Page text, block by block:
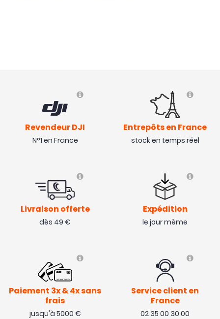
Avis collecté par Trustpilot
Set de filtre ND très utile pour le Mavic 4 pro.
Avis collecté par Trustpilot
Conforme à la présentation
Revendeur DJI
N°1 en France
Entrepôts en France
stock en temps réel
Livraison offerte
dès 49 €
Expédition
le jour même
Paiement 3x & 4x sans
frais
jusqu'à 5000 €
Service client en
France
02 35 00 30 00